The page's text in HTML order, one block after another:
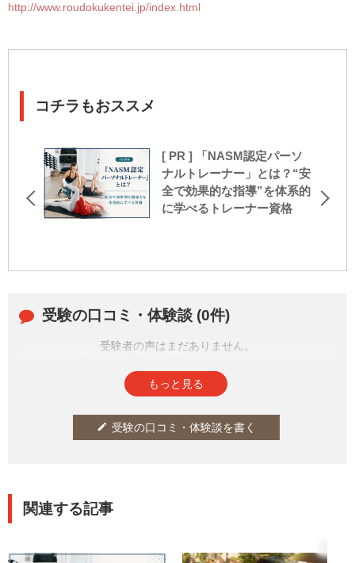
http://www.roudokukentei.jp/index.html
コチラもおススメ
[ PR ] 「NASM認定パーソ
ナルトレーナー」とは？“安
全で効果的な指導”を体系的
に学べるトレーナー資格
受験の口コミ・体験談 (0件)
受験者の声はまだありません。
もっと見る
edit 受験の口コミ・体験談を書く
関連する記事